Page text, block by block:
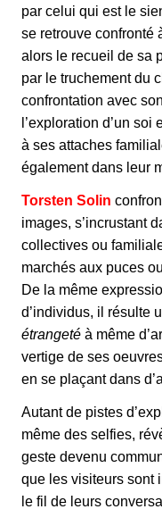
par celui qui est le
se retrouve confronté
alors le recueil de sa
par le truchement du
confrontation avec
l’exploration d’un
à ses attaches
également dans leur
Torsten Solin
images, s’incrustant
collectives ou
marchés aux puces
De la même
d’individus, il résulte
étrangeté à même
vertige de ses
en se plaçant dans
Autant de pistes
même des selfies,
geste devenu
que les visiteurs sont
le fil de leurs